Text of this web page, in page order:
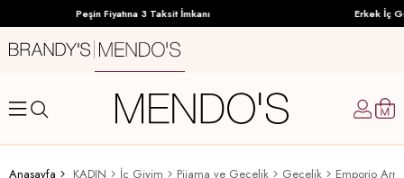
Peşin Fiyatına 3 Taksit İmkanı Erkek İç
Anasayfa KADIN İç Giyim Pijama ve Gecelik Gecelik Emporio